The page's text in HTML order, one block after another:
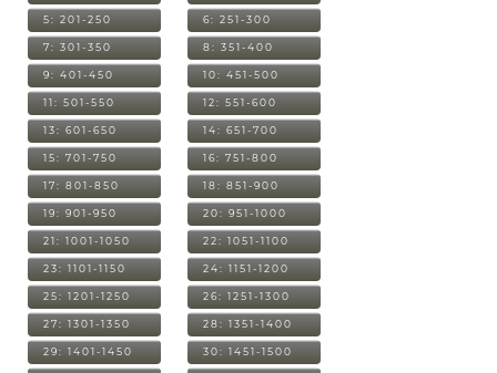
5: 201-250 6: 251-300
7: 301-350 8: 351-400
9: 401-450 10: 451-500
11: 501-550 12: 551-600
13: 601-650 14: 651-700
15: 701-750 16: 751-800
17: 801-850 18: 851-900
19: 901-950 20: 951-1000
21: 1001-1050 22: 1051-1100
23: 1101-1150 24: 1151-1200
25: 1201-1250 26: 1251-1300
27: 1301-1350 28: 1351-1400
29: 1401-1450 30: 1451-1500